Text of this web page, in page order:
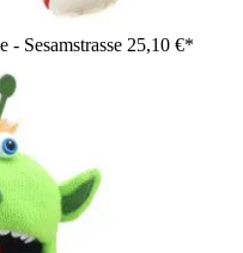
Sesamstrasse 25,10 €*